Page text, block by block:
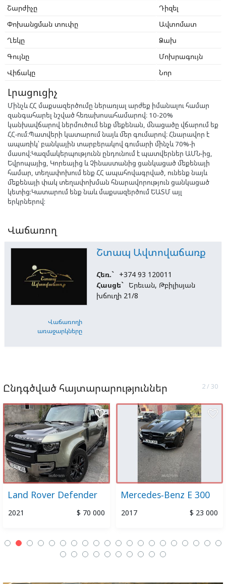
Շարժիչը
Դիզել
Փոխանցման տուփը
Ավտոմատ
Ղեկը
Ձախ
Գույնը
Մոխրագույն
Վիճակը
Նոր
Լրացուցիչ
Մինչև ՀՀ մաքսազերծումը ներառյալ արժեք իմանալու համար
զանգահարել նշված հեռախոսահամարով։ 10-20%
կանխավճարով ներմուծում ենք մեքենան, մնացածը վճարում եք
ՀՀ-ում։Պատվերի կատարում նայև մեր գումարով։ Հնարավոր է
ապառիկ՝ բանկային տարբերակով գումարի մինչև 70%-ի
մասով։Կազմակերպությունն ընդունում է պատվերներ ԱՄՆ-ից,
Եվրոպայից, Կորեայից և Չինաստանից ցանկացած մեքենայի
համար, տեղափոխում ենք ՀՀ ապահովագրված, ունենք նայև
մեքենայի փակ տեղափոխման հնարավորություն ցանկացած
կետից:Կատարում ենք նաև մաքսազերծում ԵԱՏՄ այլ
երկրներով:
Վաճառող
Վաճառողի
առաջարկները
Շտապ Ավտովաճառք
Հեռ.` +374 93 120011
Հասցե` Երեւան, Թբիլիսյան
խճուղի 21/8
Ընդգծված հայտարարություններ
Land Rover Defender
2021 $ 70 000
favorite_border
Mercedes-Benz E 300
2017 $ 23 000
favorite_border